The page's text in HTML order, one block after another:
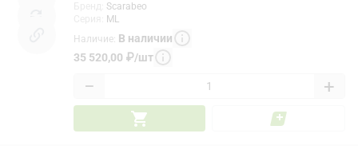
Scarabeo
ML
Наличие: В наличии
35 520,00 ₽/шт
− +